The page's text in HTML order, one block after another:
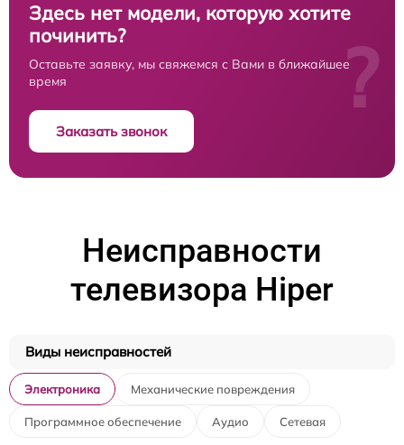
Здесь нет модели, которую хотите
починить?
Оставьте заявку, мы свяжемся с Вами в ближайшее
время
Заказать звонок
?
Неисправности
телевизора Hiper
Виды неисправностей
Электроника Механические повреждения
Программное обеспечение Аудио Сетевая